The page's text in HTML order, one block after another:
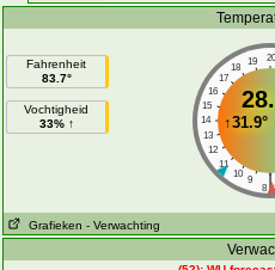
Fahrenheit
83.7°
Vochtigheid
33% ↑
20
19
18
17
16
15
14
13
12
11
10
9 |
8
↑31.9°
Grafieken - Verwachting